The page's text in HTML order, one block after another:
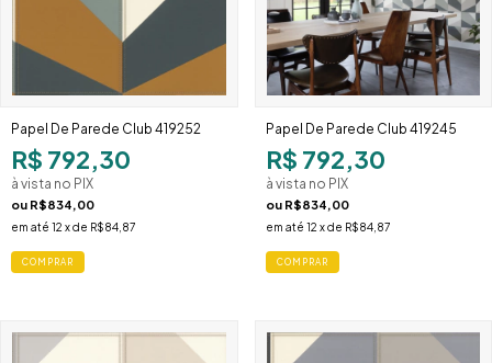
Papel De Parede Club 419252
R$ 792,30
à vista no PIX
ou R$834,00
em até 12 x de R$84,87
Papel De Parede Club 419245
R$ 792,30
à vista no PIX
ou R$834,00
em até 12 x de R$84,87